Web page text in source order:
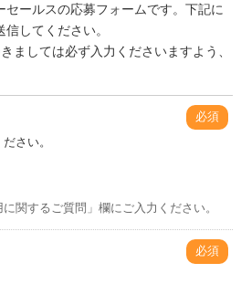
ールスの応募フォームです。下記に
してください。
ましては必ず入力くださいますよう、
必須
さい。
関するご質問」欄にご入力ください。
必須